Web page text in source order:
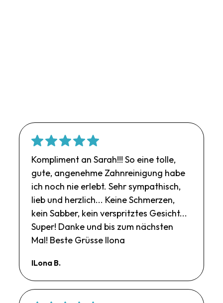
Kompliment an Sarah!!! So eine tolle,
gute, angenehme Zahnreinigung habe
ich noch nie erlebt. Sehr sympathisch,
lieb und herzlich... Keine Schmerzen,
kein Sabber, kein verspritztes Gesicht...
Super! Danke und bis zum nächsten
Mal! Beste Grüsse Ilona
ILona B.